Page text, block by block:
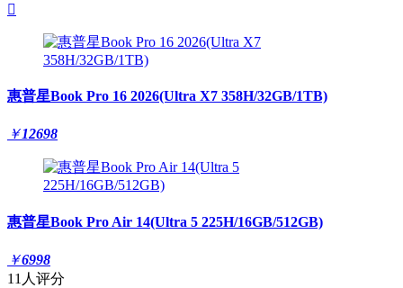

惠普星Book Pro 16 2026(Ultra X7 358H/32GB/1TB)
￥12698
惠普星Book Pro Air 14(Ultra 5 225H/16GB/512GB)
￥6998
11人评分